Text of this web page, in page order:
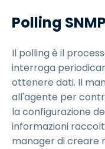
Polling SNMP
Il polling è il
interroga
ottenere dati. Il
all'agente per
la configurazione
informazioni
manager di creare